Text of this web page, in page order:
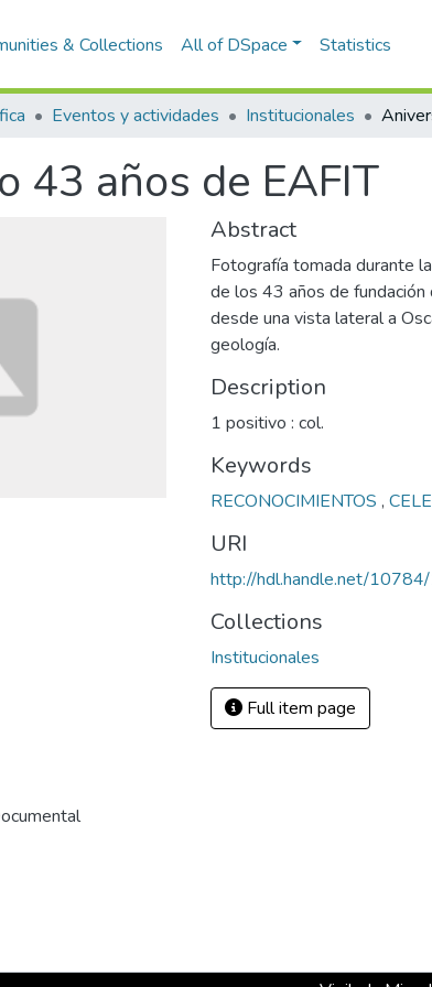
& Collections All of DSpace Statistics
Eventos y actividades Institucionales
43 años de EAFIT
Abstract
Fotografía tomada durante
de los 43 años de
desde una vista lateral a
geología.
Description
1 positivo : col.
Keywords
RECONOCIMIENTOS ,
URI
http://hdl.handle.net/
Collections
Institucionales
Full item page